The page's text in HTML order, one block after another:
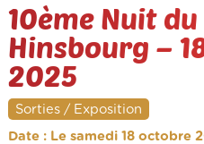
10ème Nuit du
Hinsbourg –
2025
Sorties / Exposition
Date : Le samedi 18 octobre